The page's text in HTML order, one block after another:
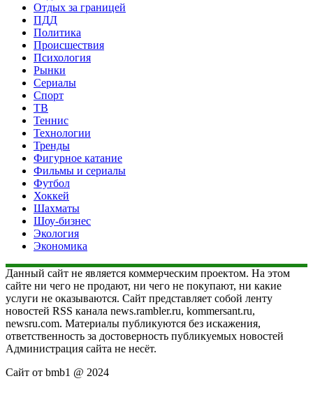
Отдых за границей
ПДД
Политика
Происшествия
Психология
Рынки
Сериалы
Спорт
ТВ
Теннис
Технологии
Тренды
Фигурное катание
Фильмы и сериалы
Футбол
Хоккей
Шахматы
Шоу-бизнес
Экология
Экономика
Данный сайт не является коммерческим проектом. На этом
сайте ни чего не продают, ни чего не покупают, ни какие
услуги не оказываются. Сайт представляет собой ленту
новостей RSS канала news.rambler.ru, kommersant.ru,
newsru.com. Материалы публикуются без искажения,
ответственность за достоверность публикуемых новостей
Администрация сайта не несёт.
Сайт от bmb1 @ 2024